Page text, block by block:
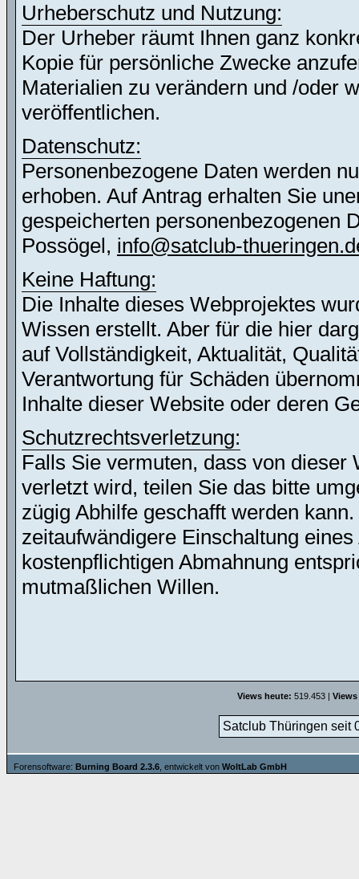
Urheberschutz und Nutzung:
Der Urheber räumt Ihnen ganz
Kopie für persönliche Zwecke
Materialien zu verändern und /oder
veröffentlichen.
Datenschutz:
Personenbezogene Daten werden
erhoben. Auf Antrag erhalten Sie
gespeicherten personenbezogenen
Possögel, info@satclub-
Keine Haftung:
Die Inhalte dieses Webprojektes
Wissen erstellt. Aber für die hier
auf Vollständigkeit, Aktualität,
Verantwortung für Schäden
Inhalte dieser Website oder deren
Schutzrechtsverletzung:
Falls Sie vermuten, dass von
verletzt wird, teilen Sie das bitte
zügig Abhilfe geschafft werden
zeitaufwändigere Einschaltung
kostenpflichtigen Abmahnung
mutmaßlichen Willen.
Views heute: 519.453 |
Satclub Thüringen seit
Forensoftware: Burning Board 2.3.6 , entwickelt von WoltLab GmbH